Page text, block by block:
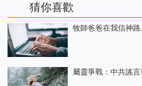
猜你喜歡
牧師爸爸在我信神
屬靈爭戰：中共謠言